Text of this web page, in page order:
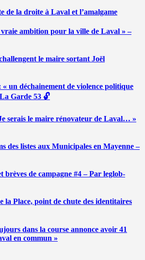
de la droite à Laval et l’amalgame
ambition pour la ville de Laval » –
le maire sortant Joël
un déchainement de violence politique
Garde 53 🔓
serais le maire rénovateur de Laval… »
des listes aux Municipales en Mayenne –
brèves de campagne #4 – Par leglob-
la Place, point de chute des identitaires
dans la course annonce avoir 41
en commun »